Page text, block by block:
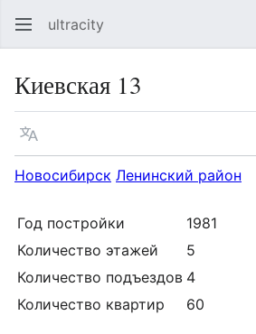
ultracity
Киевская 13
Язык
Новосибирск Ленинский район
Год постройки
1981
Количество этажей
5
Количество подъездов 4
Количество квартир
60